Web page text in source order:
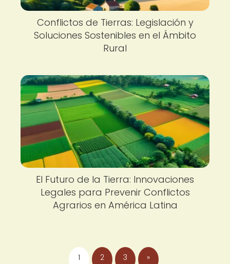
Conflictos de Tierras: Legislación y
Soluciones Sostenibles en el Ámbito
Rural
El Futuro de la Tierra: Innovaciones
Legales para Prevenir Conflictos
Agrarios en América Latina
1 2 3 »